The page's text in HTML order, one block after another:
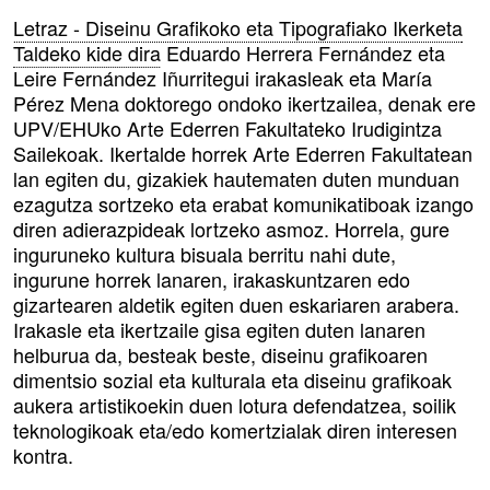
Letraz - Diseinu Grafikoko eta Tipografiako Ikerketa
Taldeko kide dira Eduardo Herrera Fernández eta
Leire Fernández Iñurritegui irakasleak eta María
Pérez Mena doktorego ondoko ikertzailea, denak ere
UPV/EHUko Arte Ederren Fakultateko Irudigintza
Sailekoak. Ikertalde horrek Arte Ederren Fakultatean
lan egiten du, gizakiek hautematen duten munduan
ezagutza sortzeko eta erabat komunikatiboak izango
diren adierazpideak lortzeko asmoz. Horrela, gure
inguruneko kultura bisuala berritu nahi dute,
ingurune horrek lanaren, irakaskuntzaren edo
gizartearen aldetik egiten duen eskariaren arabera.
Irakasle eta ikertzaile gisa egiten duten lanaren
helburua da, besteak beste, diseinu grafikoaren
dimentsio sozial eta kulturala eta diseinu grafikoak
aukera artistikoekin duen lotura defendatzea, soilik
teknologikoak eta/edo komertzialak diren interesen
kontra.